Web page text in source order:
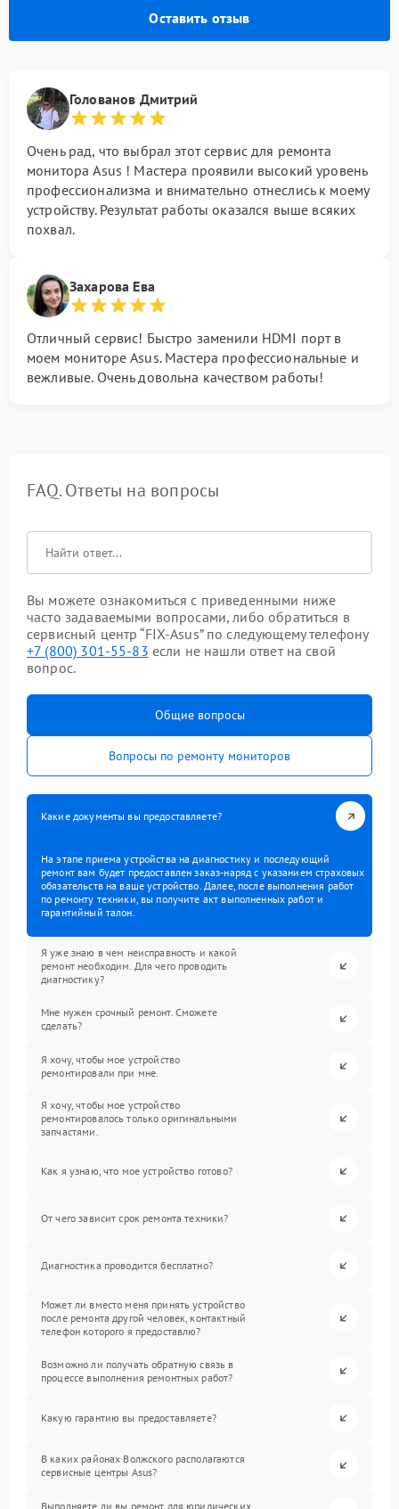
Оставить отзыв
Голованов Дмитрий
Очень рад, что выбрал этот сервис для ремонта
монитора Asus ! Мастера проявили высокий уровень
профессионализма и внимательно отнеслись к моему
устройству. Результат работы оказался выше всяких
похвал.
Захарова Ева
Отличный сервис! Быстро заменили HDMI порт в
моем мониторе Asus. Мастера профессиональные и
вежливые. Очень довольна качеством работы!
FAQ. Ответы на вопросы
Вы можете ознакомиться с приведенными ниже
часто задаваемыми вопросами, либо обратиться в
сервисный центр “FIX-Asus” по следующему телефону
+7 (800) 301-55-83 если не нашли ответ на свой
вопрос.
Общие вопросы
Вопросы по ремонту мониторов
Какие документы вы предоставляете?
На этапе приема устройства на диагностику и последующий
ремонт вам будет предоставлен заказ-наряд с указанием страховых
обязательств на ваше устройство. Далее, после выполнения работ
по ремонту техники, вы получите акт выполненных работ и
гарантийный талон.
Я уже знаю в чем неисправность и какой
ремонт необходим. Для чего проводить
диагностику?
Мне нужен срочный ремонт. Сможете
сделать?
Я хочу, чтобы мое устройство
ремонтировали при мне.
Я хочу, чтобы мое устройство
ремонтировалось только оригинальными
запчастями.
Как я узнаю, что мое устройство готово?
От чего зависит срок ремонта техники?
Диагностика проводится бесплатно?
Может ли вместо меня принять устройство
после ремонта другой человек, контактный
телефон которого я предоставлю?
Возможно ли получать обратную связь в
процессе выполнения ремонтных работ?
Какую гарантию вы предоставляете?
В каких районах Волжского располагаются
сервисные центры Asus?
Выполняете ли вы ремонт для юридических